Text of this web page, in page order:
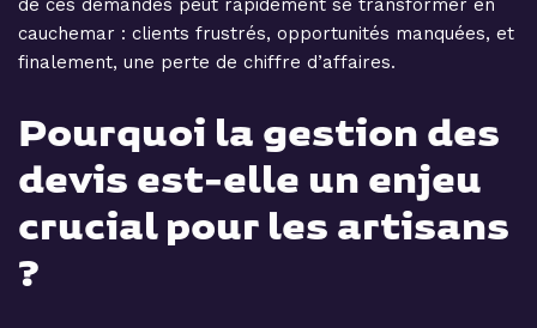
de ces demandes peut rapidement se transformer en
cauchemar : clients frustrés, opportunités manquées, et
finalement, une perte de chiffre d’affaires.
Pourquoi la gestion des
devis est-elle un enjeu
crucial pour les artisans
?